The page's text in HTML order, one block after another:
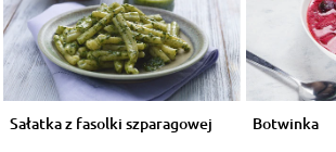
Sałatka z fasolki szparagowej Botwinka